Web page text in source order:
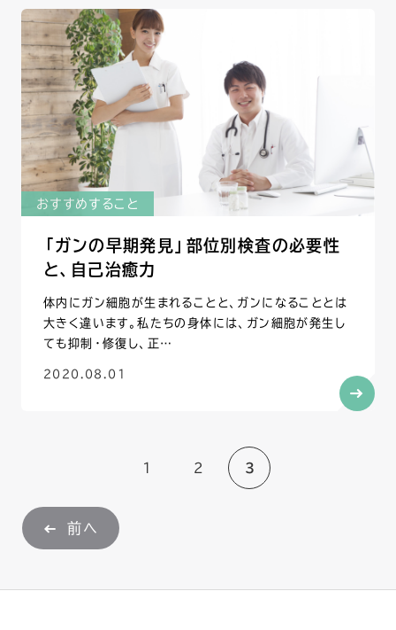
おすすめすること
「ガンの早期発見」部位別検査の必要性
と、自己治癒力
体内にガン細胞が生まれることと、ガンになることとは
大きく違います。私たちの身体には、ガン細胞が発生し
ても抑制・修復し、正…
2020.08.01
前へ
1 2 3